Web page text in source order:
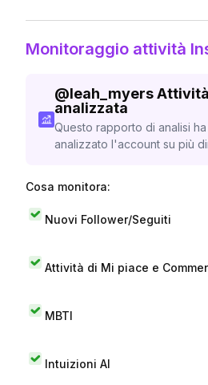
Monitoraggio attività
@leah_myers
analizzata
Questo rapporto di analisi
analizzato l'account su più
Cosa monitora:
Nuovi Follower/Seguiti
Attività di Mi piace e
MBTI
Intuizioni AI